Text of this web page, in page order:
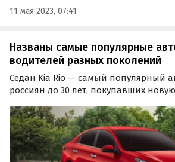
11 мая 2023, 07:41
Названы самые популярные
водителей разных поколений
Седан Kia Rio — самый популярный
россиян до 30 лет, покупавших
ценят надежность и практичность,
кроссовер Toyota RAV4, сообщают